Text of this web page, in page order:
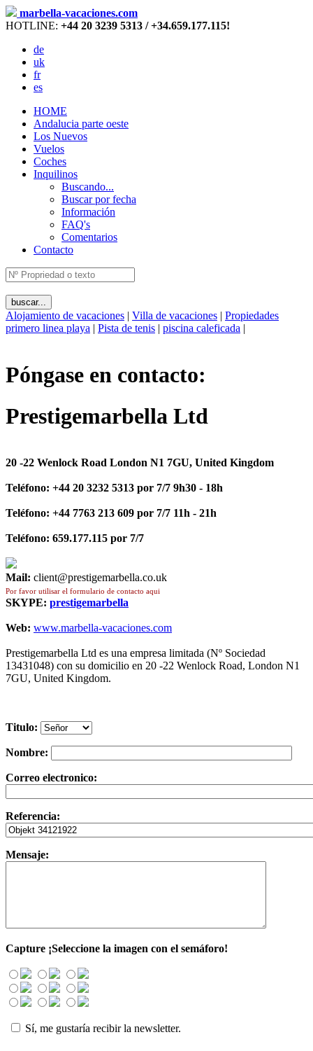
marbella-vacaciones.com
HOTLINE: +44 20 3239 5313 / +34.659.177.115!
de
uk
fr
es
HOME
Andalucia parte oeste
Los Nuevos
Vuelos
Coches
Inquilinos
Buscando...
Buscar por fecha
Información
FAQ's
Comentarios
Contacto
Alojamiento de vacaciones | Villa de vacaciones | Propiedades
primero linea playa | Pista de tenis | piscina caleficada |
Póngase en contacto:
Prestigemarbella Ltd
20 -22 Wenlock Road London N1 7GU, United Kingdom
Teléfono: +44 20 3232 5313 por 7/7 9h30 - 18h
Teléfono: +44 7763 213 609 por 7/7 11h - 21h
Teléfono: 659.177.115 por 7/7
Mail: client@prestigemarbella.co.uk
Por favor utilisar el formulario de contacto aqui
SKYPE: prestigemarbella
Web: www.marbella-vacaciones.com
Prestigemarbella Ltd es una empresa limitada (Nº Sociedad
13431048) con su domicilio en 20 -22 Wenlock Road, London N1
7GU, United Kingdom.
Titulo:
Nombre:
Correo electronico:
Referencia:
Mensaje:
Capture ¡Seleccione la imagen con el semáforo!
Sí, me gustaría recibir la newsletter.